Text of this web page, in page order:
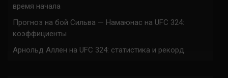
время начала
Прогноз на бой Сильва — Намаюнас на UFC 324:
коэффициенты
Арнольд Аллен на UFC 324: статистика и рекорд